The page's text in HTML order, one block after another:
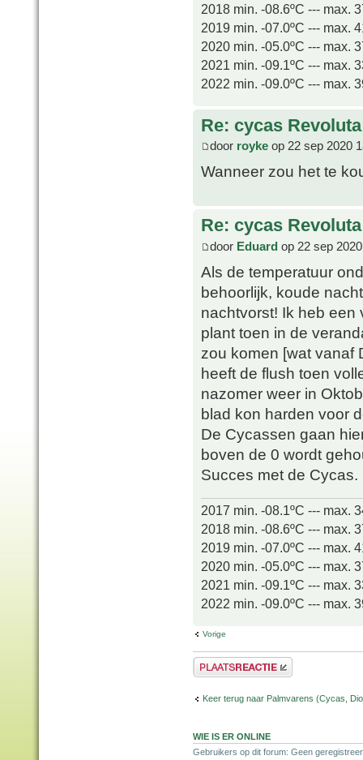
2018 min. -08.6ºC --- max.
2019 min. -07.0ºC --- max.
2020 min. -05.0ºC --- max.
2021 min. -09.1ºC --- max.
2022 min. -09.0ºC --- max.
Re: cycas Revoluta
door royke op 22 sep 2020
Wanneer zou het te
Re: cycas Revoluta
door Eduard op 22 sep
Als de temperatuur
behoorlijk, koude
nachtvorst! Ik heb een
plant toen in de
zou komen [wat vanaf
heeft de flush toen
nazomer weer in
blad kon harden voor
De Cycassen gaan
boven de 0 wordt
Succes met de Cycas.
2017 min. -08.1ºC --- max.
2018 min. -08.6ºC --- max.
2019 min. -07.0ºC --- max.
2020 min. -05.0ºC --- max.
2021 min. -09.1ºC --- max.
2022 min. -09.0ºC --- max.
Vorige
Plaats een reactie
Keer terug naar Palmvarens (Cycas,
WIE IS ER ONLINE
Gebruikers op dit forum: Geen